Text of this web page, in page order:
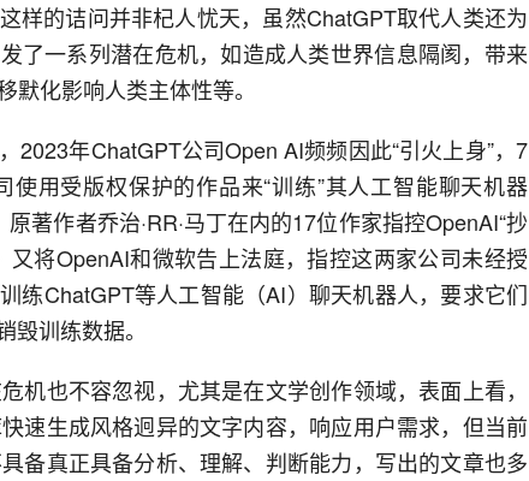
样的诘问并非杞人忧天，虽然ChatGPT取代人类还为
了一系列潜在危机，如造成人类世界信息隔阂，带来
化影响人类主体性等。
2023年ChatGPT公司Open AI频频因此“引火上身”，7
使用受版权保护的作品来“训练”其人工智能聊天机器
著作者乔治·RR·马丁在内的17位作家指控OpenAI“抄
又将OpenAI和微软告上法庭，指控这两家公司未经授
练ChatGPT等人工智能（AI）聊天机器人，要求它们
训练数据。
机也不容忽视，尤其是在文学创作领域，表面上看，
速生成风格迥异的文字内容，响应用户需求，但当前
备真正具备分析、理解、判断能力，写出的文章也多